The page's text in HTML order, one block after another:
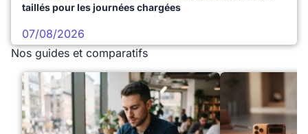
taillés pour les journées chargées
07/08/2026
Nos guides et comparatifs